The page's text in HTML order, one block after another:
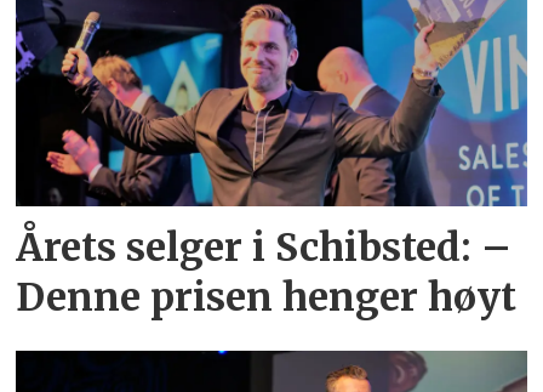
Årets selger i Schibsted: –
Denne prisen henger høyt